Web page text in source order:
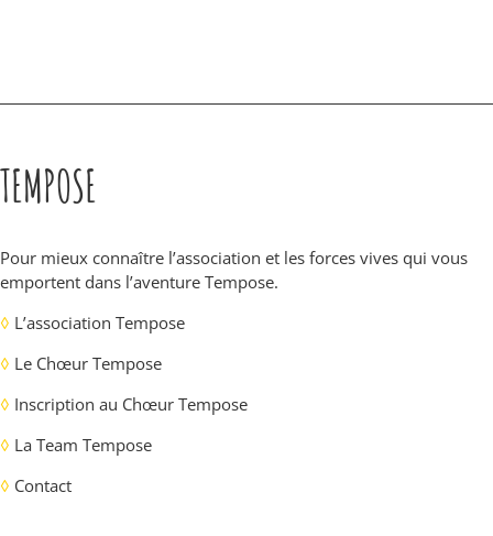
TEMPOSE
Pour mieux connaître l’association et les forces vives qui vous
emportent dans l’aventure Tempose.
◊ L’association Tempose
◊ Le Chœur Tempose
◊ Inscription au Chœur Tempose
◊ La Team Tempose
◊ Contact